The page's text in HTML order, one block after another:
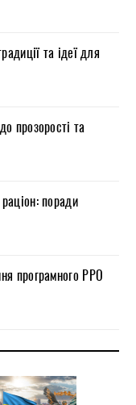
та ідеї для
прозорості та
поради
програмного РРО